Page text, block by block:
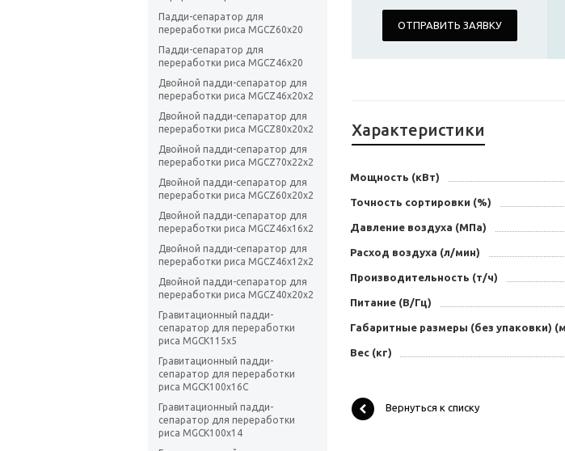
Падди-сепаратор для
переработки риса MGCZ60x20
Падди-сепаратор для
переработки риса MGCZ46x20
Двойной падди-сепаратор для
переработки риса MGCZ46x20x2
Двойной падди-сепаратор для
переработки риса MGCZ80x20x2
Двойной падди-сепаратор для
переработки риса MGCZ70x22x2
Двойной падди-сепаратор для
переработки риса MGCZ60x20x2
Двойной падди-сепаратор для
переработки риса MGCZ46x16x2
Двойной падди-сепаратор для
переработки риса MGCZ46x12x2
Двойной падди-сепаратор для
переработки риса MGCZ40x20x2
Гравитационный падди-
сепаратор для переработки
риса MGCK115x5
Гравитационный падди-
сепаратор для переработки
риса MGCK100x16C
Гравитационный падди-
сепаратор для переработки
риса MGCK100x14
ОТПРАВИТЬ ЗАЯВКУ
Характеристики
Мощность (кВт)
Точность сортировки (%)
Давление воздуха (МПа)
Расход воздуха (л/мин)
Производительность (т/ч)
Питание (В/Гц)
Габаритные размеры (без упаковки)
Вес (кг)
Вернуться к списку